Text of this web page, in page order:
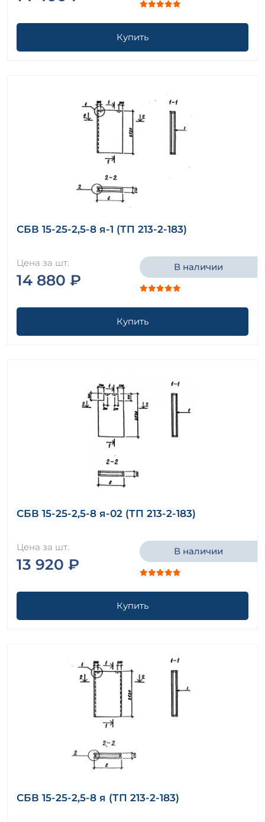
Купить
СБВ 15-25-2,5-8 я-1 (ТП 213-2-183)
Цена за шт.
14 880 ₽
В наличии
Купить
СБВ 15-25-2,5-8 я-02 (ТП 213-2-183)
Цена за шт.
13 920 ₽
В наличии
Купить
СБВ 15-25-2,5-8 я (ТП 213-2-183)